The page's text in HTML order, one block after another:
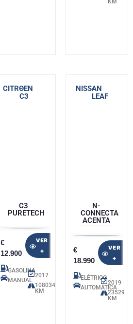
CITROEN
-
C3
C3
PURETECH
€
12.900
VER
+
GASOLINA
MANUAL
2017
108034
KM
NISSAN
-
LEAF
N-
CONNECTA
ACENTA
€
18.990
VER
+
ELÉTRICO
AUTOMÁTICA
2019
23529
KM